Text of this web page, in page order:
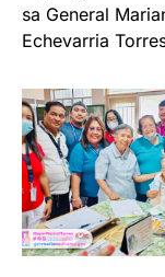
sa General
Echevarria